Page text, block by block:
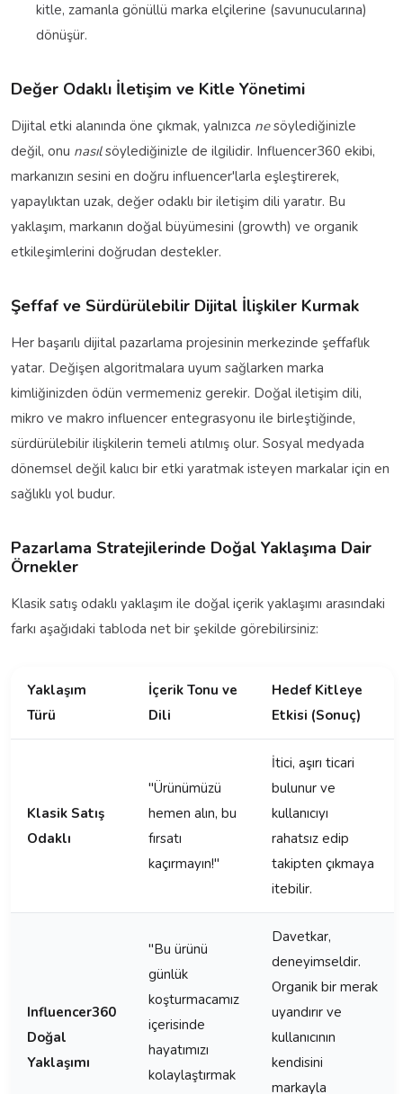
kitle, zamanla gönüllü marka elçilerine (savunucularına)
dönüşür.
Değer Odaklı İletişim ve Kitle Yönetimi
Dijital etki alanında öne çıkmak, yalnızca nesöylediğinizle
değil, onu nasılsöylediğinizle de ilgilidir. Influencer360 ekibi,
markanızın sesini en doğru influencer'larla eşleştirerek,
yapaylıktan uzak, değer odaklı bir iletişim dili yaratır. Bu
yaklaşım, markanın doğal büyümesini (growth) ve organik
etkileşimlerini doğrudan destekler.
Şeffaf ve Sürdürülebilir Dijital İlişkiler Kurmak
Her başarılı dijital pazarlama projesinin merkezinde şeffaflık
yatar. Değişen algoritmalara uyum sağlarken marka
kimliğinizden ödün vermemeniz gerekir. Doğal iletişim dili,
mikro ve makro influencer entegrasyonu ile birleştiğinde,
sürdürülebilir ilişkilerin temeli atılmış olur. Sosyal medyada
dönemsel değil kalıcı bir etki yaratmak isteyen markalar için en
sağlıklı yol budur.
Pazarlama Stratejilerinde Doğal Yaklaşıma Dair
Örnekler
Klasik satış odaklı yaklaşım ile doğal içerik yaklaşımı arasındaki
farkı aşağıdaki tabloda net bir şekilde görebilirsiniz:
Yaklaşım
Türü
İçerik Tonu ve
Dili
Hedef Kitleye
Etkisi (Sonuç)
Klasik Satış
Odaklı
"Ürünümüzü
hemen alın, bu
fırsatı
kaçırmayın!"
İtici, aşırı ticari
bulunur ve
kullanıcıyı
rahatsız edip
takipten çıkmaya
itebilir.
Influencer360
Doğal
Yaklaşımı
"Bu ürünü
günlük
koşturmacamız
içerisinde
hayatımızı
kolaylaştırmak
Davetkar,
deneyimseldir.
Organik bir merak
uyandırır ve
kullanıcının
kendisini
markayla